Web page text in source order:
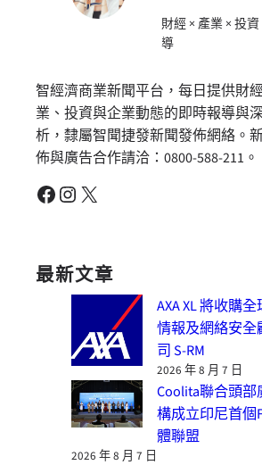
財經 × 產業 × 投
導
智經濟商業新聞平台，每日提供財
業、投資與企業動態的即時報導與
析，隸屬智聞捷發新聞發佈網絡。
佈與廣告合作請洽：0800-588-211。
Facebook Instagram X
最新文章
AXA XL 將收購
情報及網絡安全
司 S-RM
2026 年 8 月 7 日
Coolita聯合頭部
構成立印尼首個
體聯盟
2026 年 8 月 7 日